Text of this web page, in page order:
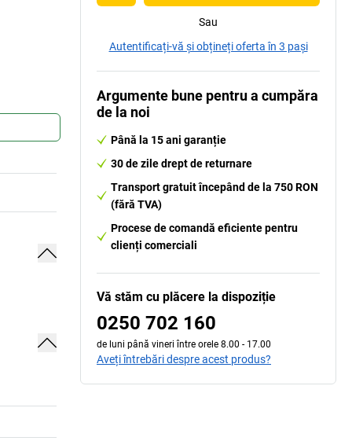
Sau
Autentificați-vă și obțineți oferta în 3 pași
Argumente bune pentru a cumpăra
de la noi
Până la 15 ani garanție
30 de zile drept de returnare
Transport gratuit începând de la 750 RON
(fără TVA)
Procese de comandă eficiente pentru
clienți comerciali
Vă stăm cu plăcere la dispoziție
0250 702 160
de luni până vineri între orele 8.00 - 17.00
Aveți întrebări despre acest produs?